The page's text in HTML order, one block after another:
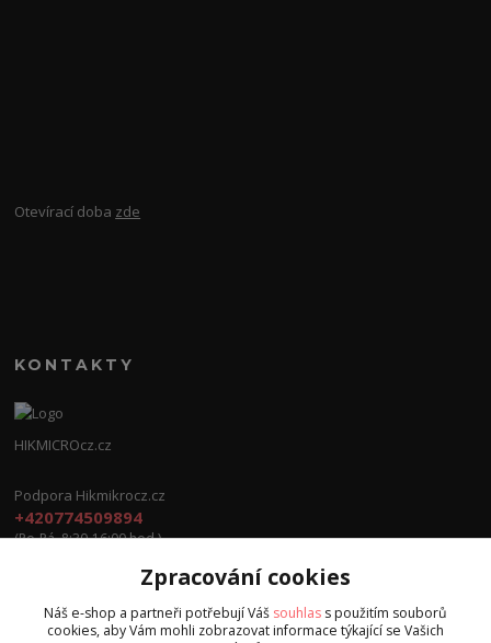
Otevírací doba zde
KONTAKTY
HIKMICROcz.cz
Podpora Hikmikrocz.cz
+420774509894
(Po-Pá, 8:30-16:00 hod.)
info@hikmicrocz.cz
Zpracování cookies
Náš e-shop a partneři potřebují Váš souhlas s použitím souborů
cookies, aby Vám mohli zobrazovat informace týkající se Vašich